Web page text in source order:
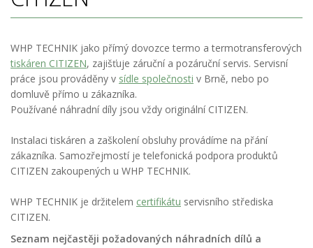
WHP TECHNIK jako přímý dovozce termo a termotransferových
tiskáren CITIZEN, zajišťuje záruční a pozáruční servis. Servisní
práce jsou prováděny v sídle společnosti v Brně, nebo po
domluvě přímo u zákazníka.
Používané náhradní díly jsou vždy originální CITIZEN.
Instalaci tiskáren a zaškolení obsluhy provádíme na přání
zákazníka. Samozřejmostí je telefonická podpora produktů
CITIZEN zakoupených u WHP TECHNIK.
WHP TECHNIK je držitelem certifikátu servisního střediska
CITIZEN.
Seznam nejčastěji požadovaných náhradních dílů a